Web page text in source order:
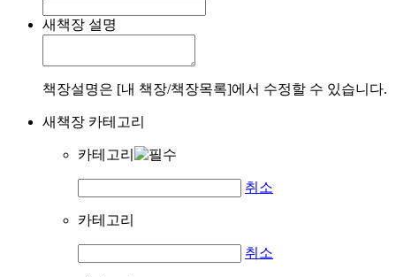
새책장 설명
책장설명은 [내 책장/책장목록]에서 수정할 수 있습니다.
새책장 카테고리
카테고리
취소
카테고리
취소